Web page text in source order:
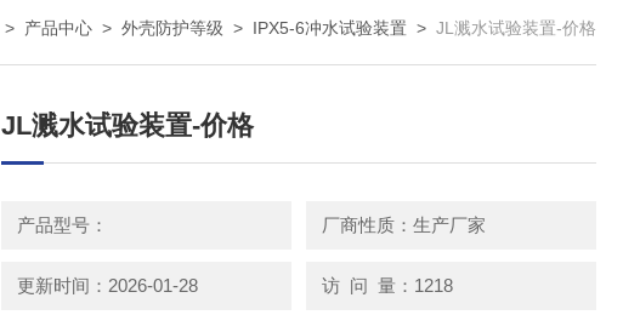
> 产品中心 > 外壳防护等级 > IPX5-6冲水试验装置 > JL溅水试验装置-价格
JL溅水试验装置-价格
产品型号： 厂商性质：生产厂家
更新时间：2026-01-28 访 问 量：1218